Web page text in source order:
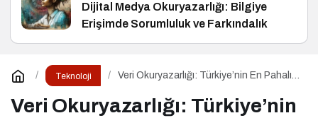
Dijital Medya Okuryazarlığı: Bilgiye
Erişimde Sorumluluk ve Farkındalık
Teknoloji
Veri Okuryazarlığı: Türkiye’nin En Pahalı
Veri Okuryazarlığı: Türkiye’nin